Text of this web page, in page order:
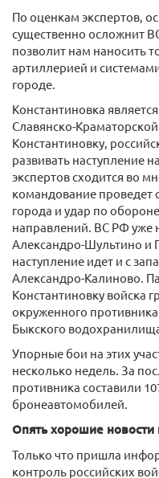
По оценкам экспертов,
существенно осложнит
позволит нам наносить
артиллерией и
городе.
Константиновка
Славянско-
Константиновку,
развивать наступление
экспертов сходится во
командование
города и удар по
направлений. ВС РФ уже
Александро-Шультино и
наступление идет и с
Александро-Калиново.
Константиновку войска
окруженного
Быкского
Упорные бои на этих
несколько недель. За
противника составили
бронеавтомобилей.
Опять хорошие новости
Только что пришла
контроль российских